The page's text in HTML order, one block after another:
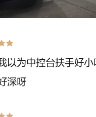
以为中控台扶手好
深呀